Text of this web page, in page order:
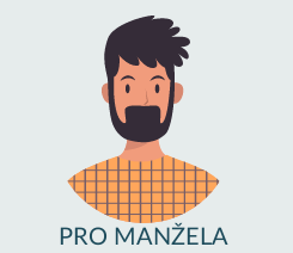
PRO MANŽELA